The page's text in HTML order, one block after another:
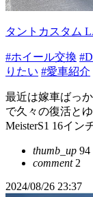
タントカスタム
#ホイール交換
りたい #愛車紹介
最近は嫁車ばっ
で久々の復活と
MeisterS1 16イン
thumb_up 94
comment2
2024/08/26 23:37